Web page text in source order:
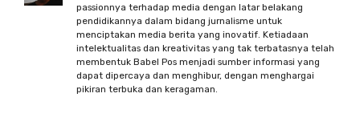
passionnya terhadap media dengan latar belakang
pendidikannya dalam bidang jurnalisme untuk
menciptakan media berita yang inovatif. Ketiadaan
intelektualitas dan kreativitas yang tak terbatasnya telah
membentuk Babel Pos menjadi sumber informasi yang
dapat dipercaya dan menghibur, dengan menghargai
pikiran terbuka dan keragaman.